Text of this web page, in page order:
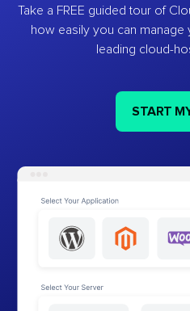
Take a FREE guided tour of
how easily you can
leading cloud-
START